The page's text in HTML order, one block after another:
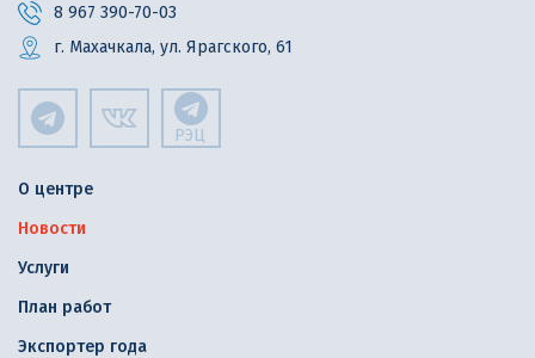
8 967 390-70-03
г. Махачкала, ул. Ярагского, 61
РЭЦ
О центре
Новости
Услуги
План работ
Экспортер года